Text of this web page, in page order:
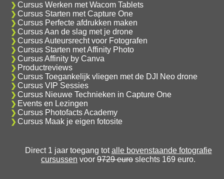
Cursus Werken met Wacom Tablets
Cursus Starten met Capture One
Cursus Perfecte afdrukken maken
Cursus Aan de slag met je drone
Cursus Auteursrecht voor Fotografen
Cursus Starten met Affinity Photo
Cursus Affinity by Canva
Productreviews
Cursus Toegankelijk vliegen met de DJI Neo drone
Cursus VIP Sessies
Cursus Nieuwe Technieken in Capture One
Events en Lezingen
Cursus Photofacts Academy
Cursus Maak je eigen fotosite
Direct 1 jaar toegang totalle bovenstaande fotografie
cursussen voor 9729 euro slechts 169 euro.